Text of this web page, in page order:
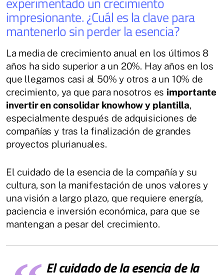
impresionante. ¿Cuál es la clave para
mantenerlo sin perder la esencia?
La media de crecimiento anual en los últimos 8
años ha sido superior a un 20%. Hay años en los
que llegamos casi al 50% y otros a un 10% de
crecimiento, ya que para nosotros es importante
invertir en consolidar knowhow y plantilla,
especialmente después de adquisiciones de
compañías y tras la finalización de grandes
proyectos plurianuales.
El cuidado de la esencia de la compañía y su
cultura, son la manifestación de unos valores y
una visión a largo plazo, que requiere energía,
paciencia e inversión económica, para que se
mantengan a pesar del crecimiento.
El cuidado de la esencia de la